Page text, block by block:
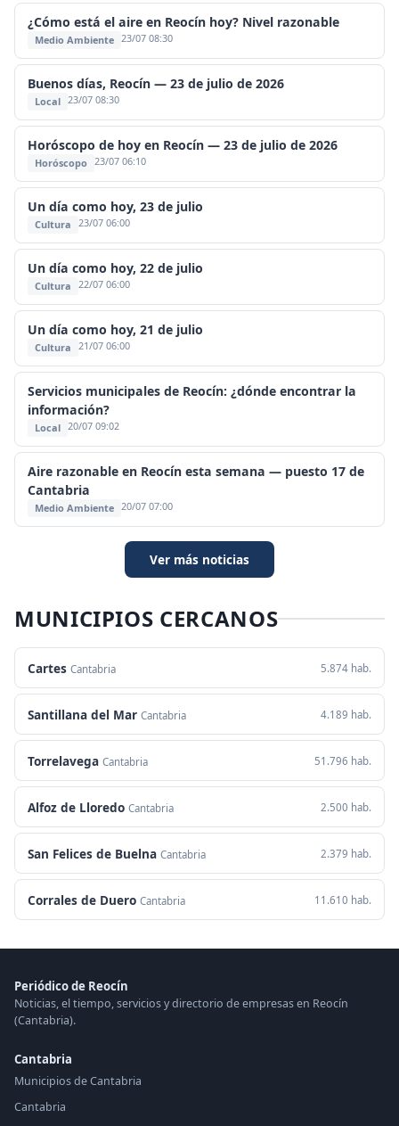
¿Cómo está el aire en Reocín hoy? Nivel razonable
Medio Ambiente 23/07 08:30
Buenos días, Reocín — 23 de julio de 2026
Local 23/07 08:30
Horóscopo de hoy en Reocín — 23 de julio de 2026
Horóscopo 23/07 06:10
Un día como hoy, 23 de julio
Cultura 23/07 06:00
Un día como hoy, 22 de julio
Cultura 22/07 06:00
Un día como hoy, 21 de julio
Cultura 21/07 06:00
Servicios municipales de Reocín: ¿dónde encontrar la
información?
Local 20/07 09:02
Aire razonable en Reocín esta semana — puesto 17 de
Cantabria
Medio Ambiente 20/07 07:00
Ver más noticias
MUNICIPIOS CERCANOS
Cartes Cantabria 5.874 hab.
Santillana del Mar Cantabria 4.189 hab.
Torrelavega Cantabria 51.796 hab.
Alfoz de Lloredo Cantabria 2.500 hab.
San Felices de Buelna Cantabria 2.379 hab.
Corrales de Duero Cantabria 11.610 hab.
Periódico de Reocín
Noticias, el tiempo, servicios y directorio de empresas en Reocín
(Cantabria).
Cantabria
Municipios de Cantabria
Cantabria